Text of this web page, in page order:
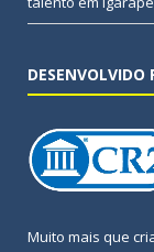
DESENVOLVIDO
Muito mais que